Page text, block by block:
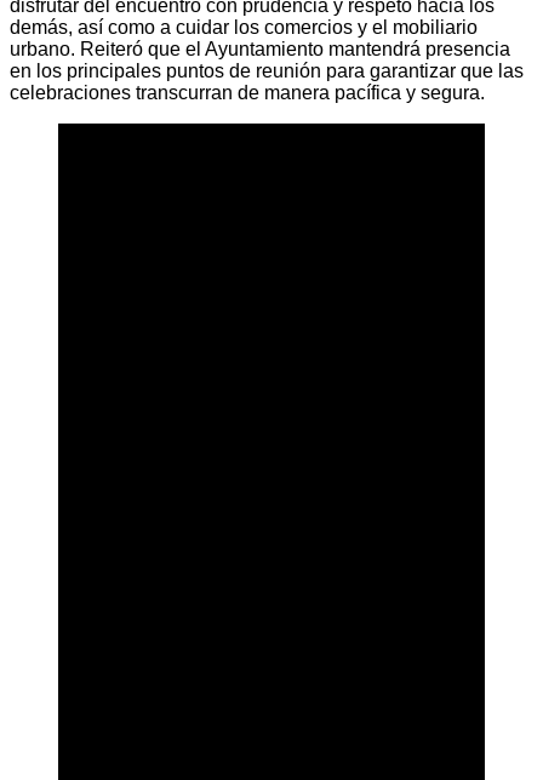
disfrutar del encuentro con prudencia y respeto hacia los
demás, así como a cuidar los comercios y el mobiliario
urbano. Reiteró que el Ayuntamiento mantendrá presencia
en los principales puntos de reunión para garantizar que las
celebraciones transcurran de manera pacífica y segura.